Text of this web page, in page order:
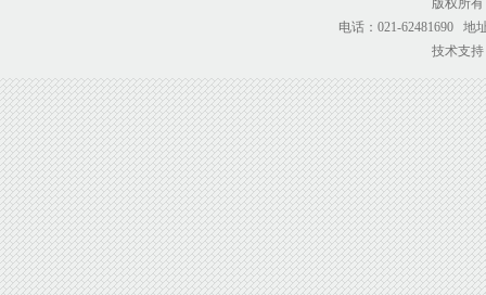
版权所
电话：021-62481690 地
技术支